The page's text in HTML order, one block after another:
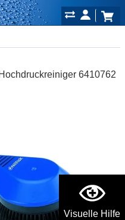
Visuelle Hilfe
6410762